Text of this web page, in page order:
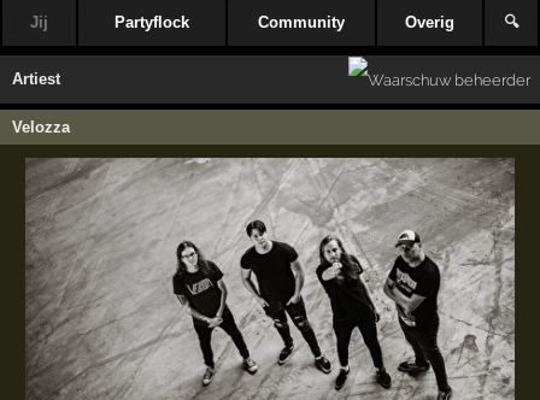
Jij Partyflock Community Overig 🔍
Artiest
Velozza